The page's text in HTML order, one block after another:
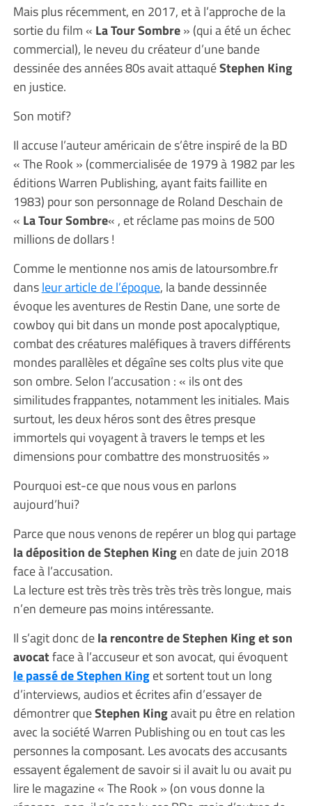
Mais plus récemment, en 2017, et à l’approche de la
sortie du film « La Tour Sombre» (qui a été un échec
commercial), le neveu du créateur d’une bande
dessinée des années 80s avait attaquéStephen King
en justice.
Son motif?
Il accuse l’auteur américain de s’être inspiré de la BD
« The Rook » (commercialisée de 1979 à 1982 par les
éditions Warren Publishing, ayant faits faillite en
1983) pour son personnage de Roland Deschain de
« La Tour Sombre« , et réclame pas moins de 500
millions de dollars !
Comme le mentionne nos amis de latoursombre.fr
dansleur article de l’époque, la bande dessinnée
évoque les aventures de Restin Dane, une sorte de
cowboy qui bit dans un monde post apocalyptique,
combat des créatures maléfiques à travers différents
mondes parallèles et dégaîne ses colts plus vite que
son ombre. Selon l’accusation : « ils ont des
similitudes frappantes, notamment les initiales. Mais
surtout, les deux héros sont des êtres presque
immortels qui voyagent à travers le temps et les
dimensions pour combattre des monstruosités »
Pourquoi est-ce que nous vous en parlons
aujourd’hui?
Parce que nous venons de repérer un blog qui partage
la déposition de Stephen Kingen date de juin 2018
face à l’accusation.
La lecture est très très très très très très longue, mais
n’en demeure pas moins intéressante.
Il s’agit donc dela rencontre de Stephen King et son
avocatface à l’accuseur et son avocat, qui évoquent
le passé de Stephen Kinget sortent tout un long
d’interviews, audios et écrites afin d’essayer de
démontrer queStephen Kingavait pu être en relation
avec la société Warren Publishing ou en tout cas les
personnes la composant. Les avocats des accusants
essayent également de savoir si il avait lu ou avait pu
lire le magazine « The Rook » (on vous donne la